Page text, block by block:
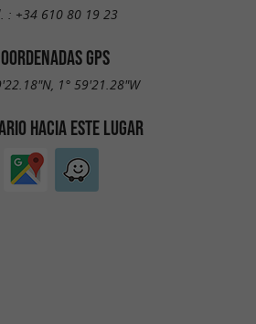
: +34 610 80 19 23
GPS
1° 59'21.28"W
HACIA ESTE LUGAR